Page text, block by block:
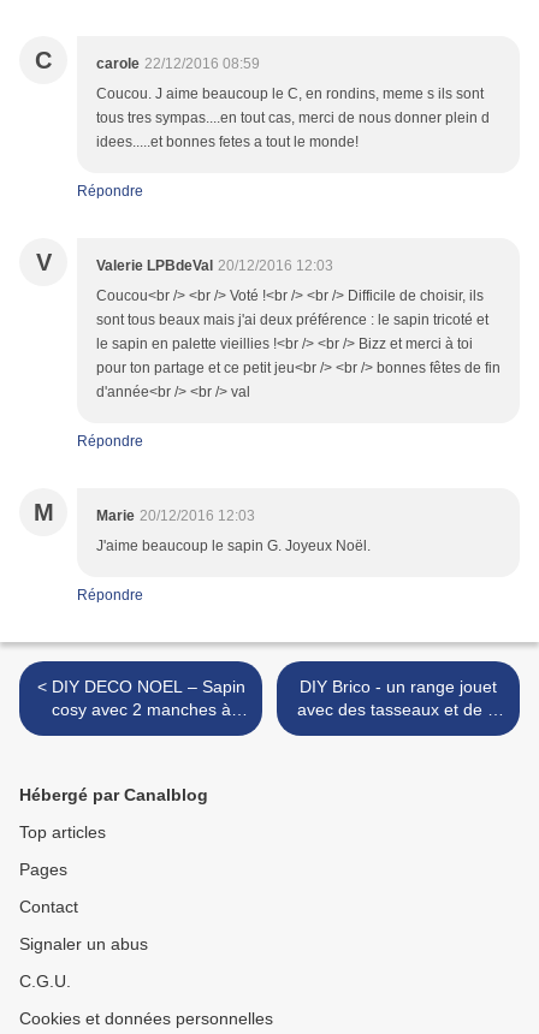
C carole 22/12/2016 08:59
Coucou. J aime beaucoup le C, en rondins, meme s ils sont
tous tres sympas....en tout cas, merci de nous donner plein d
idees.....et bonnes fetes a tout le monde!
Répondre
V Valerie LPBdeVal 20/12/2016 12:03
Coucou<br /> <br /> Voté !<br /> <br /> Difficile de choisir, ils
sont tous beaux mais j'ai deux préférence : le sapin tricoté et
le sapin en palette vieillies !<br /> <br /> Bizz et merci à toi
pour ton partage et ce petit jeu<br /> <br /> bonnes fêtes de fin
d'année<br /> <br /> val
Répondre
M Marie 20/12/2016 12:03
J'aime beaucoup le sapin G. Joyeux Noël.
Répondre
< DIY DECO NOEL – Sapin
cosy avec 2 manches à
balai !
DIY Brico - un range jouet
avec des tasseaux et de la
corde ! >
Hébergé par Canalblog
Top articles
Pages
Contact
Signaler un abus
C.G.U.
Cookies et données personnelles